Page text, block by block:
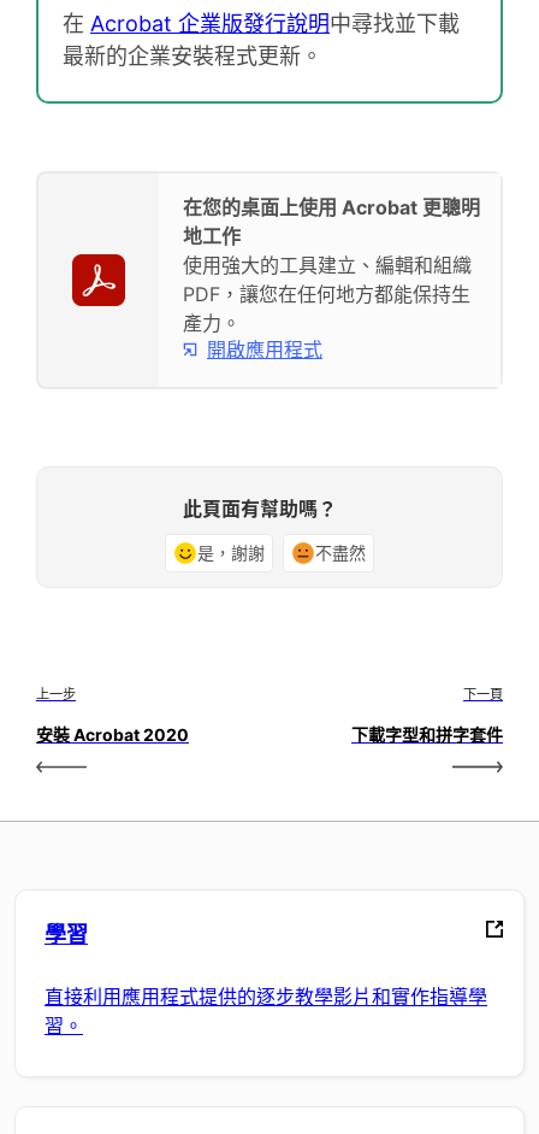
在 Acrobat 企業版發行說明中尋找並下載
最新的企業安裝程式更新。
在您的桌面上使用 Acrobat 更聰明
地工作
使用強大的工具建立、編輯和組織
PDF，讓您在任何地方都能保持生
產力。
開啟應用程式
此頁面有幫助嗎？
是，謝謝 不盡然
上一步
安裝 Acrobat 2020
下一頁
下載字型和拼字套件
學習
直接利用應用程式提供的逐步教學影片和實作指導學
習。